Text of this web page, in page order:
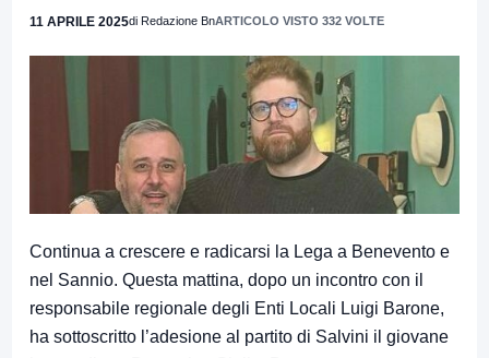
11 APRILE 2025di Redazione BnARTICOLO VISTO 332 VOLTE
Continua a crescere e radicarsi la Lega a Benevento e
nel Sannio. Questa mattina, dopo un incontro con il
responsabile regionale degli Enti Locali Luigi Barone,
ha sottoscritto l’adesione al partito di Salvini il giovane